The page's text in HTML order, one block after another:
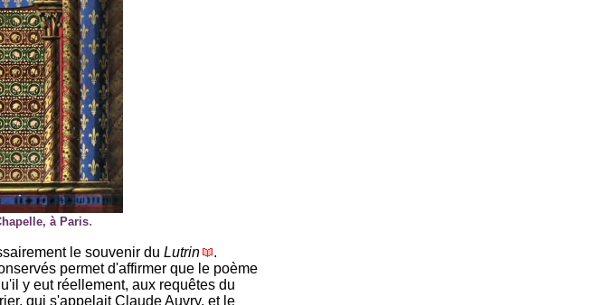
à Paris.
le souvenir du Lutrin
.
permet d'affirmer que le poème
y eut réellement, aux requêtes du
qui s'appelait Claude Auvry, et le